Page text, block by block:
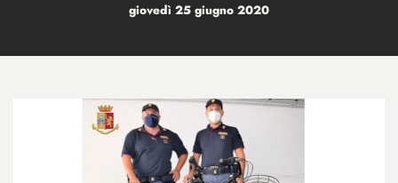
giovedì 25 giugno 2020